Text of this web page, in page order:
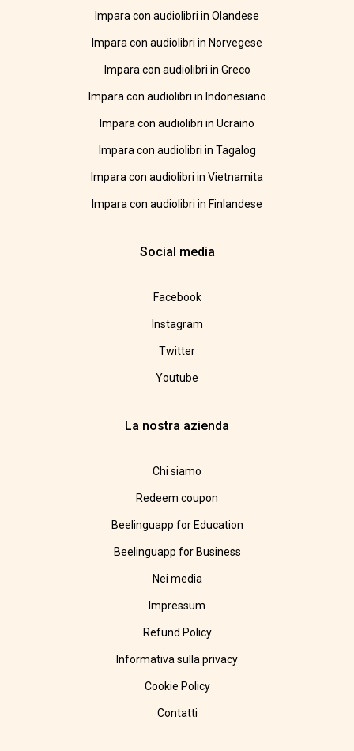
Impara con audiolibri in Olandese
Impara con audiolibri in Norvegese
Impara con audiolibri in Greco
Impara con audiolibri in Indonesiano
Impara con audiolibri in Ucraino
Impara con audiolibri in Tagalog
Impara con audiolibri in Vietnamita
Impara con audiolibri in Finlandese
Social media
Facebook
Instagram
Twitter
Youtube
La nostra azienda
Chi siamo
Redeem coupon
Beelinguapp for Education
Beelinguapp for Business
Nei media
Impressum
Refund Policy
Informativa sulla privacy
Cookie Policy
Contatti